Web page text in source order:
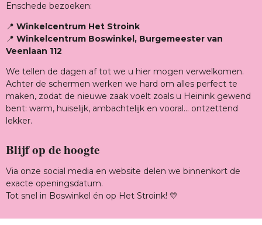
Enschede bezoeken:
📍 Winkelcentrum Het Stroink
📍 Winkelcentrum Boswinkel, Burgemeester van
Veenlaan 112
We tellen de dagen af tot we u hier mogen verwelkomen.
Achter de schermen werken we hard om alles perfect te
maken, zodat de nieuwe zaak voelt zoals u Heinink gewend
bent: warm, huiselijk, ambachtelijk en vooral… ontzettend
lekker.
Blijf op de hoogte
Via onze social media en website delen we binnenkort de
exacte openingsdatum.
Tot snel in Boswinkel én op Het Stroink! 💛